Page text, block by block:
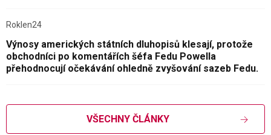
Roklen24
Výnosy amerických státních dluhopisů klesají, protože
obchodníci po komentářích šéfa Fedu Powella
přehodnocují očekávání ohledně zvyšování sazeb Fedu.
VŠECHNY ČLÁNKY